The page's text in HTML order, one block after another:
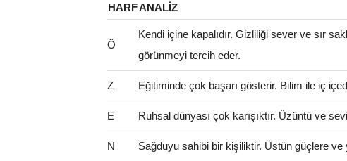
HARFANALIZ
Ö
Kendi içine kapalıdır. Gizliliği sever ve sır
görünmeyi tercih eder.
Z Eğitiminde çok başarı gösterir. Bilim ile iç
E Ruhsal dünyası çok karışıktır. Üzüntü ve
N Sağduyu sahibi bir kişiliktir. Üstün güçlere